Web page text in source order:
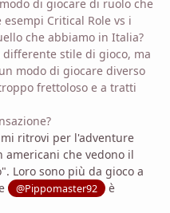
di giocare di ruolo che
Critical Role vs i
che abbiamo in Italia?
differente stile di gioco, ma
modo di giocare diverso
frettoloso e a tratti
ritrovi per l'adventure
americani che vedono il
Loro sono più da gioco a
@Pippomaster92
è